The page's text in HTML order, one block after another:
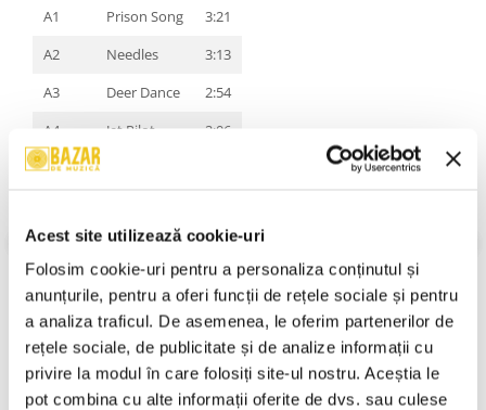
Acest site utilizează cookie-uri
Folosim cookie-uri pentru a personaliza conținutul și
anunțurile, pentru a oferi funcții de rețele sociale și pentru
a analiza traficul. De asemenea, le oferim partenerilor de
rețele sociale, de publicitate și de analize informații cu
privire la modul în care folosiți site-ul nostru. Aceștia le
pot combina cu alte informații oferite de dvs. sau culese
A1
Prison Song
3:21
A2
Needles
3:13
A3
Deer Dance
2:54
A4
Jet Pilot
2:06
A5
A7
Bounce
1:54
A8
Forest
4:00
B1
ATWA
2:56
B2
Science
2:42
B3
Shimmy
1:50
VEZI MAI MULT
Stil:Rock ; Nu Metal
Stare Coperta: Mint (M)
Stare Disc:Mint (M)
Informatii conformitate produs